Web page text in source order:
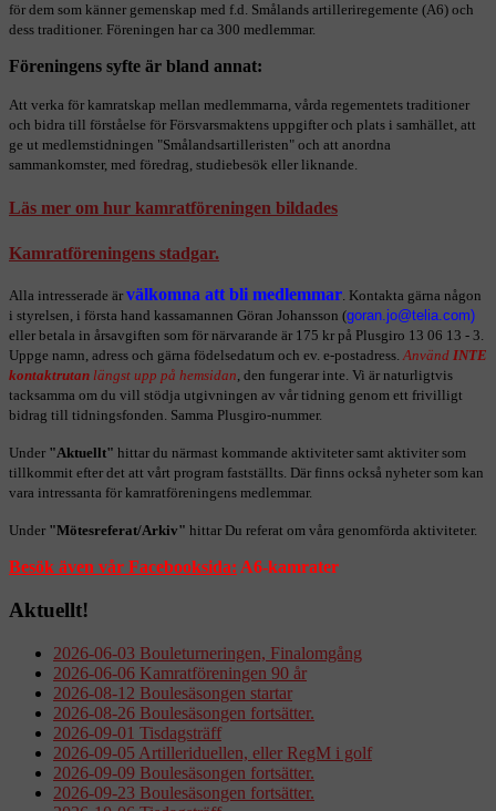
för dem som känner gemenskap med f.d. Smålands artilleriregemente (A6) och
dess traditioner. Föreningen har ca 300 medlemmar.
Föreningens syfte är bland annat:
Att verka för kamratskap mellan medlemmarna, vårda regementets traditioner
och bidra till förståelse för Försvarsmaktens uppgifter och plats i samhället, att
ge ut medlemstidningen "Smålandsartilleristen" och att anordna
sammankomster, med föredrag, studiebesök eller liknande.
Läs mer om hur kamratföreningen bildades
Kamratföreningens stadgar.
Alla intresserade är välkomna att bli medlemmar. Kontakta gärna någon
i styrelsen, i första hand kassamannen Göran Johansson (
)
eller betala in årsavgiften som för närvarande är 175 kr på Plusgiro 13 06 13 - 3.
Uppge namn, adress och gärna födelsedatum och ev. e-postadress.Använd INTE
kontaktrutan längst upp på hemsidan, den fungerar inte. Vi är naturligtvis
tacksamma om du vill stödja utgivningen av vår tidning genom ett frivilligt
bidrag till tidningsfonden. Samma Plusgiro-nummer.
Under "Aktuellt" hittar du närmast kommande aktiviteter samt aktiviter som
tillkommit efter det att vårt program fastställts. Där finns också nyheter som kan
vara intressanta för kamratföreningens medlemmar.
Under "Mötesreferat/Arkiv" hittar Du referat om våra genomförda aktiviteter.
Besök även vår Facebooksida: A6-kamrater
Aktuellt!
2026-06-03 Bouleturneringen, Finalomgång
2026-06-06 Kamratföreningen 90 år
2026-08-12 Boulesäsongen startar
2026-08-26 Boulesäsongen fortsätter.
2026-09-01 Tisdagsträff
2026-09-05 Artilleriduellen, eller RegM i golf
2026-09-09 Boulesäsongen fortsätter.
2026-09-23 Boulesäsongen fortsätter.